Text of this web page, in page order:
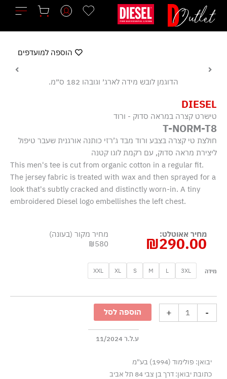
לתוכן
DIESEL
טישרט קצרה במראה סדוק - ורוד
T-NORM-T8
חולצת טי קצרה בצבע ורוד מבד ג’רזי כותנה אורגנית שעבר טיפול
ליצירת מראה סדוק, עם רקמת לוגו קטנה
This men's tee is cut from organic cotton in a regular fit.
The jersey fabric is treated with wax and then sprayed for a
look that's subtly cracked and distinctly worn-in. A tiny
embroidered Diesel logo embellishes the left chest.
מחיר אאוטלט:
₪290.00
מחיר מקור (בעונה)
₪580
מידה 3XL
L
M
S
XL
XXL
-
קצרה
במראה
+ הוספה לסל
ע.ל.ר 11/2024
יבואן: פולימוד (1994) בע"מ
כתובת יבואן: דרך בן צבי 84 תל אביב
הוספה למועדפים
הדוגמן לובש מידה לארג׳ וגובהו 182 ס״מ.